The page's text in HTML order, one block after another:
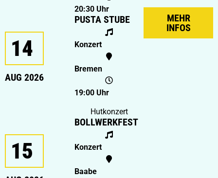
20:30 Uhr
14
AUG 2026
PUSTA STUBE
Konzert
Bremen
19:00 Uhr
Hutkonzert
MEHR
INFOS
15
BOLLWERKFEST
Konzert
Baabe